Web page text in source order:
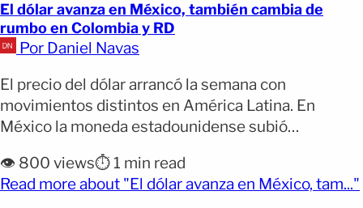
El dólar avanza en México, también cambia de
rumbo en Colombia y RD
Por Daniel Navas
El precio del dólar arrancó la semana con
movimientos distintos en América Latina. En
México la moneda estadounidense subió
avance tras varios días de estabilidad y en
República Dominicana volvió a bajar, manteniendo
👁️ 800 views⏱️ 1 min read
Read more about "El dólar avanza en México, tam..."